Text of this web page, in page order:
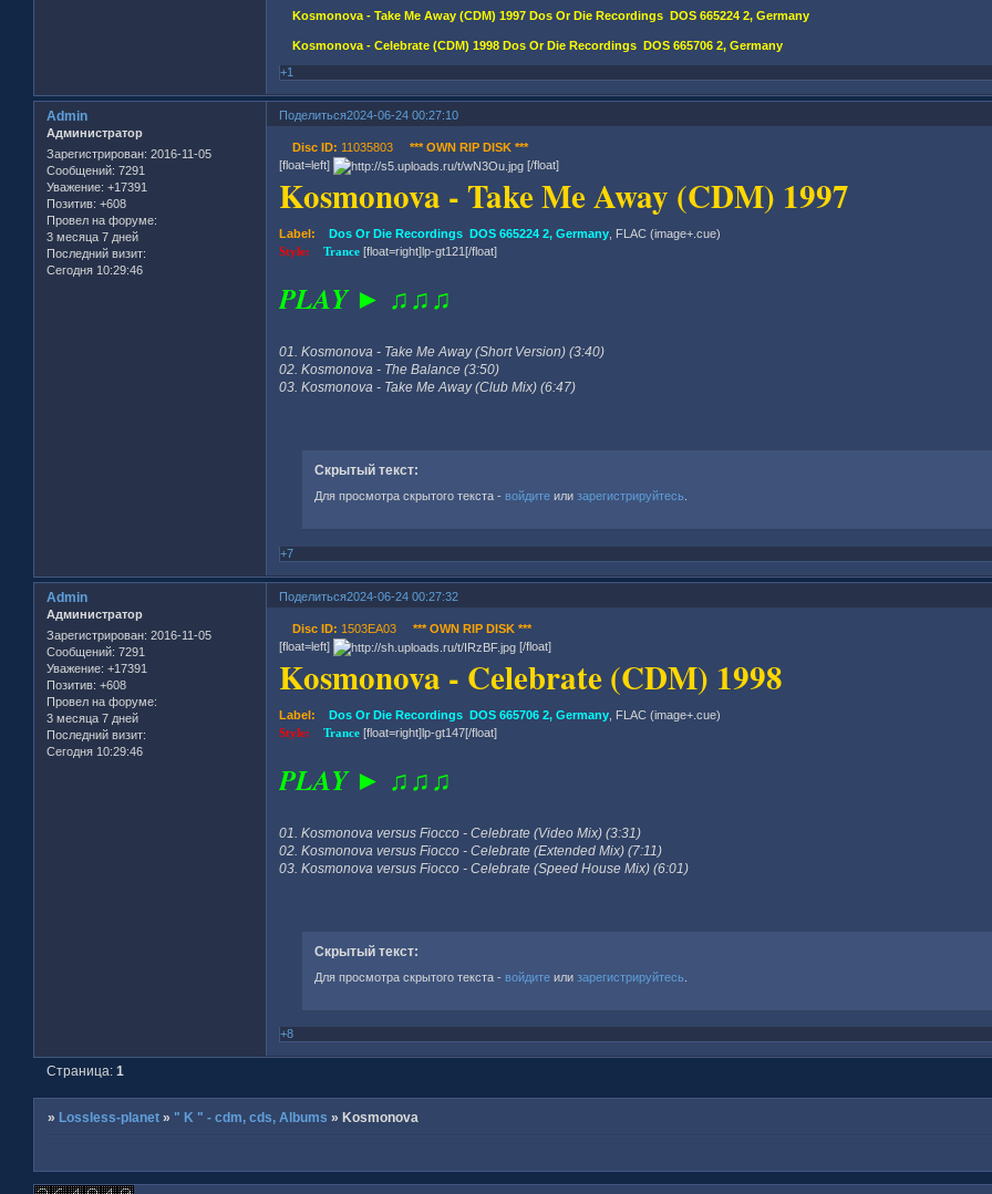
Kosmonova - Take Me Away (CDM) 1997 Dos Or Die Recordings DOS 665224 2, Germany
Kosmonova - Celebrate (CDM) 1998 Dos Or Die Recordings DOS 665706 2, Germany
+1
Поделиться2024-06-24 00:27:10
Admin
Администратор
Зарегистрирован: 2016-11-05
Сообщений: 7291
Уважение: +17391
Позитив: +608
Провел на форуме:
3 месяца 7 дней
Последний визит:
Сегодня 10:29:46
Disc ID: 11035803*** OWN RIP DISK ***
[float=left]
[/float]
Kosmonova - Take Me Away (CDM) 1997
Label: Dos Or Die Recordings DOS 665224 2, Germany, FLAC (image+.cue)
Style:Trance [float=right]lp-gt121[/float]
PLAY ► ♫♫♫
01. Kosmonova - Take Me Away (Short Version) (3:40)
02. Kosmonova - The Balance (3:50)
03. Kosmonova - Take Me Away (Club Mix) (6:47)
Скрытый текст:
Для просмотра скрытого текста - войдитеили зарегистрируйтесь
+7
Поделиться2024-06-24 00:27:32
Admin
Администратор
Зарегистрирован: 2016-11-05
Сообщений: 7291
Уважение: +17391
Позитив: +608
Провел на форуме:
3 месяца 7 дней
Последний визит:
Сегодня 10:29:46
Disc ID: 1503EA03*** OWN RIP DISK ***
[float=left]
[/float]
Kosmonova - Celebrate (CDM) 1998
Label: Dos Or Die Recordings DOS 665706 2, Germany , FLAC (image+.cue)
Style:Trance[float=right]lp-gt147[/float]
PLAY ► ♫♫♫
01. Kosmonova versus Fiocco - Celebrate (Video Mix) (3:31)
02. Kosmonova versus Fiocco - Celebrate (Extended Mix) (7:11)
03. Kosmonova versus Fiocco - Celebrate (Speed House Mix) (6:01)
Скрытый текст:
Для просмотра скрытого текста - войдитеили зарегистрируйтесь
+8
Страница:1
» Lossless-planet » " K " - cdm, cds, Albums » Kosmonova